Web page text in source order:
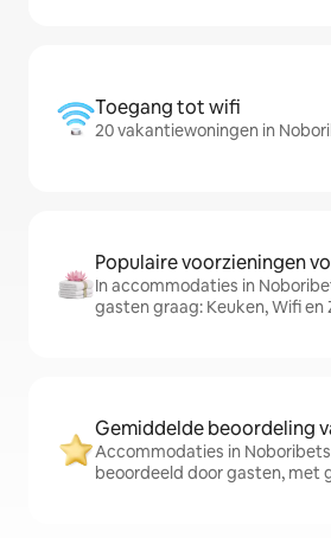
Toegang tot wifi
20 vakantiewoningen in
Populaire voorzieningen
In accommodaties in
gasten graag: Keuken, Wifi en
Gemiddelde beoordeling
Accommodaties in
beoordeeld door gasten, met